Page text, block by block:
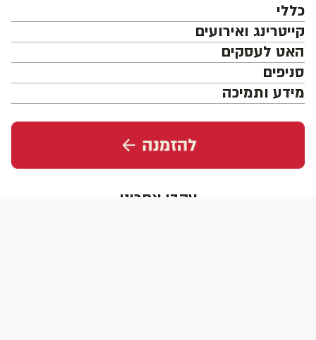
כללי
קייטרינג ואירועים
האט לעסקים
סניפים
מידע ותמיכה
עקבו אחרינו